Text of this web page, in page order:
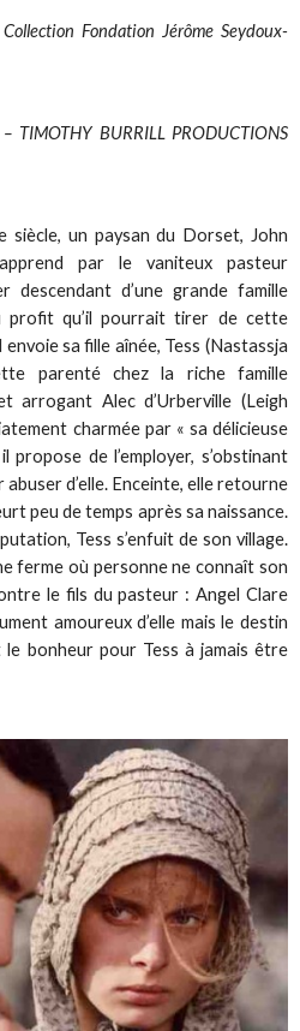
Fondation Jérôme Seydoux-
TIMOTHY BURRILL PRODUCTIONS
siècle, un paysan du Dorset, John
par le vaniteux pasteur
descendant d’une grande famille
profit qu’il pourrait tirer de cette
sa fille aînée, Tess (Nastassja
parenté chez la riche famille
arrogant Alec d’Urberville (Leigh
charmée par « sa délicieuse
de l’employer, s’obstinant
d’elle. Enceinte, elle retourne
peu de temps après sa naissance.
Tess s’enfuit de son village.
ferme où personne ne connaît son
le fils du pasteur : Angel Clare
amoureux d’elle mais le destin
bonheur pour Tess à jamais être